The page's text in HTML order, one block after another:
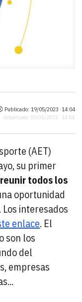
Publicado: 19/05/2023 ·14:04
Actualizado: 19/05/2023 · 14:04
(AET)
su primer
todos los
oportunidad
interesados
enlace. El
son los
del
empresas